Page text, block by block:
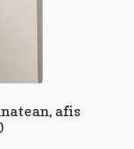
afis